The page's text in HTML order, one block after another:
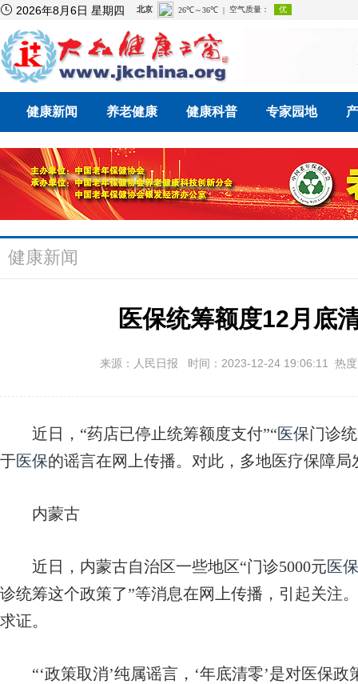
 2026年8月6日 星期四
健康新闻 养老健康 健康科普 专家园地
健康新闻
医保统筹额度12月底
来源：人民日报 时间：2023-12-24 19:06:11 热
近日，“药店已停止统筹额度支付”“医保门诊
于医保的谣言在网上传播。对此，多地医疗保障局
内蒙古
近日，内蒙古自治区一些地区“门诊5000元医保
诊统筹这个政策了”等消息在网上传播，引起关注
求证。
“‘政策取消’纯属谣言，‘年底清零’是对医保政